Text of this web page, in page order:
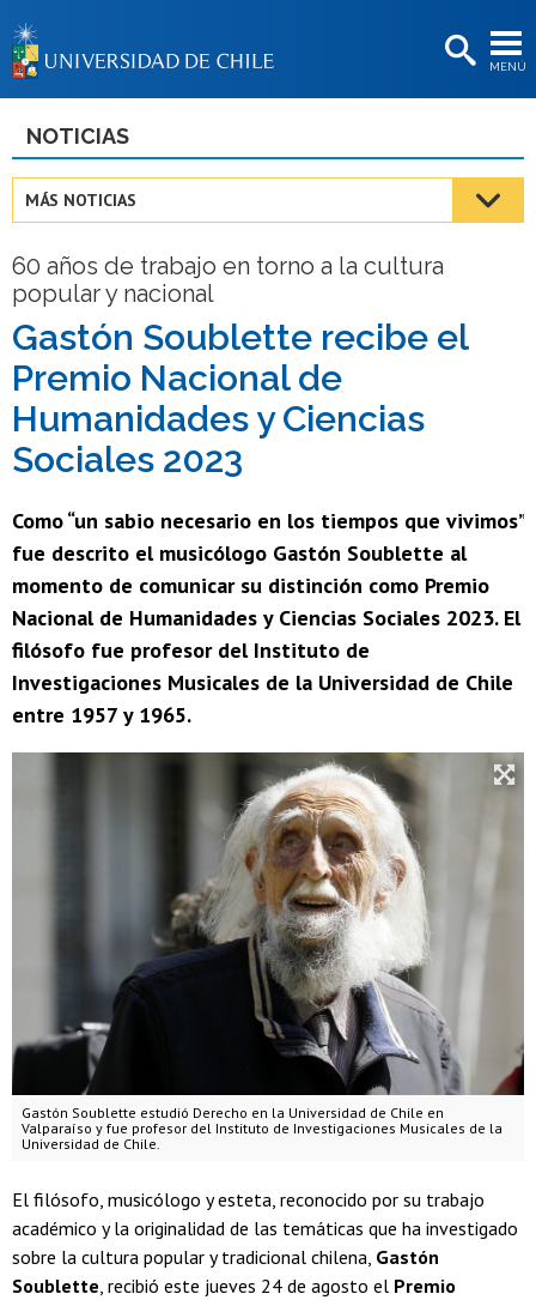
MENÚ
BIBLIOTECAS
Estudiantes
Académicas/os
Funcionarias/os
Egresadas/os
NOTICIAS
MÁS NOTICIAS
60 años de trabajo en torno a la cultura
popular y nacional
Gastón Soublette recibe el
Premio Nacional de
Humanidades y Ciencias
Sociales 2023
Como “un sabio necesario en los tiempos que vivimos”
fue descrito el musicólogo Gastón Soublette al
momento de comunicar su distinción como Premio
Nacional de Humanidades y Ciencias Sociales 2023. El
filósofo fue profesor del Instituto de
Investigaciones Musicales de la Universidad de Chile
entre 1957 y 1965.
Gastón Soublette estudió Derecho en la Universidad de Chile en
Valparaíso y fue profesor del Instituto de Investigaciones Musicales de la
Universidad de Chile.
El filósofo, musicólogo y esteta, reconocido por su trabajo
académico y la originalidad de las temáticas que ha investigado
sobre la cultura popular y tradicional chilena, Gastón
Soublette , recibió este jueves 24 de agosto el Premio